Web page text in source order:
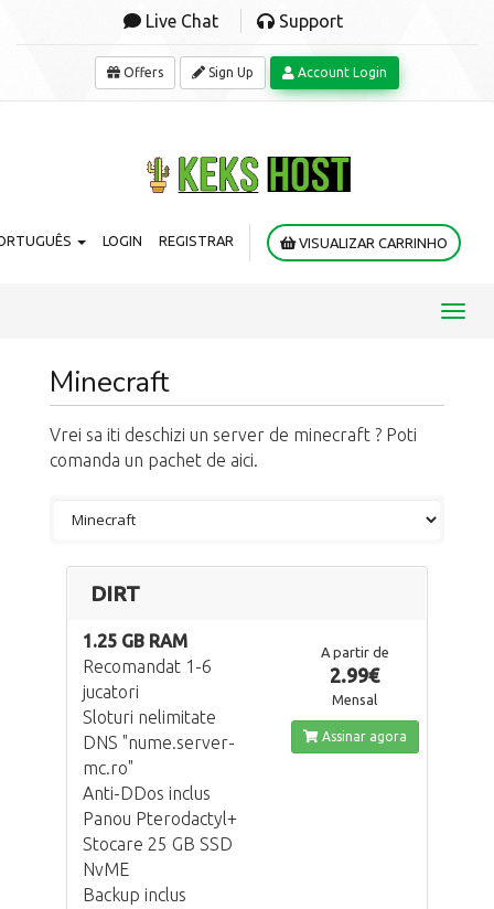
Live Chat Support
Offers Sign Up Account Login
LOGIN REGISTRAR VISUALIZAR CARRINHO
Minecraft
Vrei sa iti deschizi un server de minecraft ? Poti
comanda un pachet de aici.
DIRT
1.25 GB RAM
Recomandat 1-6
jucatori
Sloturi nelimitate
DNS "nume.server-
mc.ro"
Anti-DDos inclus
Panou Pterodactyl+
Stocare 25 GB SSD
NvME
Backup inclus
A partir de
2.99€
Mensal
Assinar agora